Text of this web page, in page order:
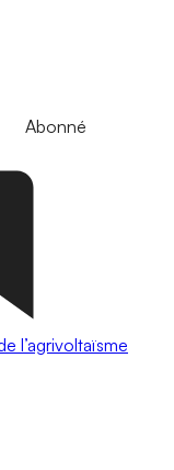
Abonné
l’agrivoltaïsme